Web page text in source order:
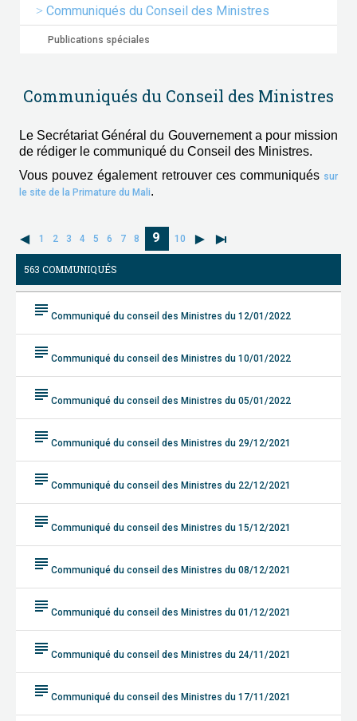
Communiqués du Conseil des Ministres
Publications spéciales
Communiqués du Conseil des Ministres
Le Secrétariat Général du Gouvernement a pour mission
de rédiger le communiqué du Conseil des Ministres.
Vous pouvez également retrouver ces communiqués sur
le site de la Primature du Mali.
1 2 3 4 5 6 7 8 9 10
563 COMMUNIQUÉS
subject Communiqué du conseil des Ministres du 12/01/2022
subject Communiqué du conseil des Ministres du 10/01/2022
subject Communiqué du conseil des Ministres du 05/01/2022
subject Communiqué du conseil des Ministres du 29/12/2021
subject Communiqué du conseil des Ministres du 22/12/2021
subject Communiqué du conseil des Ministres du 15/12/2021
subject Communiqué du conseil des Ministres du 08/12/2021
subject Communiqué du conseil des Ministres du 01/12/2021
subject Communiqué du conseil des Ministres du 24/11/2021
subject Communiqué du conseil des Ministres du 17/11/2021